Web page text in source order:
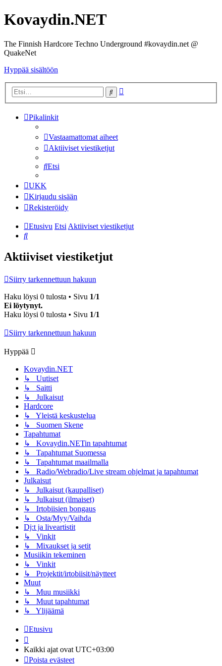
Kovaydin.NET
The Finnish Hardcore Techno Underground #kovaydin.net @
QuakeNet
Hyppää sisältöön
Etsi
Pikalinkit
Vastaamattomat aiheet
Aktiiviset viestiketjut
Etsi
UKK
Kirjaudu sisään
Rekisteröidy
Etusivu EtsiAktiiviset viestiketjut
Etsi
Aktiiviset viestiketjut
Siirry tarkennettuun hakuun
Haku löysi 0 tulosta • Sivu 1/1
Ei löytynyt.
Haku löysi 0 tulosta • Sivu 1/1
Siirry tarkennettuun hakuun
Hyppää
Kovaydin.NET
↳ Uutiset
↳ Saitti
↳ Julkaisut
Hardcore
↳ Yleistä keskustelua
↳ Suomen Skene
Tapahtumat
↳ Kovaydin.NETin tapahtumat
↳ Tapahtumat Suomessa
↳ Tapahtumat maailmalla
↳ Radio/Webradio/Live stream ohjelmat ja tapahtumat
Julkaisut
↳ Julkaisut (kaupalliset)
↳ Julkaisut (ilmaiset)
↳ Irtobiisien bongaus
↳ Osta/Myy/Vaihda
Dj:t ja liveartistit
↳ Vinkit
↳ Mixaukset ja setit
Musiikin tekeminen
↳ Vinkit
↳ Projektit/irtobiisit/näytteet
Muut
↳ Muu musiikki
↳ Muut tapahtumat
↳ Ylijäämä
Etusivu
Kaikki ajat ovat UTC+03:00
Poista evästeet